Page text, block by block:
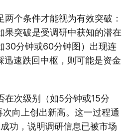
个条件才能视为有效突破：
果突破是受调研中获知的潜在
分钟或60分钟图）出现连
速跌回中枢，则可能是资金
在次级别（如5分钟或15分
向上创出新高。这一过程通
功，说明调研信息已被市场